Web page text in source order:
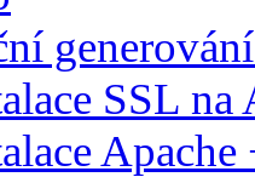
SSL na
Apache